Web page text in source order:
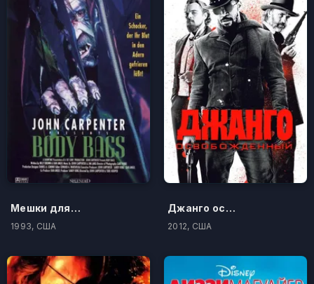
Мешки для трупов
1993, США
Джанго освобожденный
2012, США